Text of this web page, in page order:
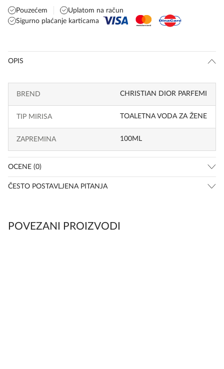
Pouzećem
Uplatom na račun
Sigurno plaćanje karticama
OPIS
BREND CHRISTIAN DIOR PARFEMI
TIP MIRISA TOALETNA VODA ZA ŽENE
ZAPREMINA 100ML
OCENE (0)
ČESTO POSTAVLJENA PITANJA
POVEZANI PROIZVODI